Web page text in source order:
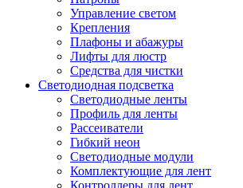
Управление светом
Крепления
Плафоны и абажуры
Лифты для люстр
Средства для чистки
Светодиодная подсветка
Светодиодные ленты
Профиль для ленты
Рассеиватели
Гибкий неон
Светодиодные модули
Комплектующие для лент
Контроллеры для лент